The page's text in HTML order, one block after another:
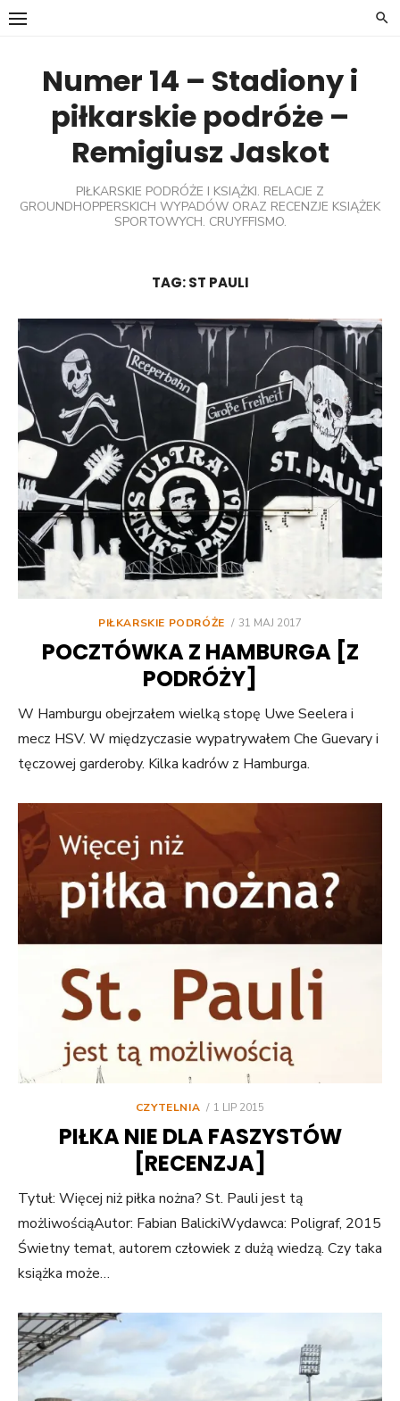
Skip
Numer 14 – Stadiony i
piłkarskie podróże –
Remigiusz Jaskot
PIŁKARSKIE PODRÓŻE I KSIĄŻKI. RELACJE Z
GROUNDHOPPERSKICH WYPADÓW ORAZ RECENZJE KSIĄŻEK
SPORTOWYCH. CRUYFFISMO.
TAG:ST PAULI
PIŁKARSKIE PODRÓŻE
POSTED
31 MAJ 2017
POCZTÓWKA Z HAMBURGA [Z
PODRÓŻY]
W Hamburgu obejrzałem wielką stopę Uwe Seelera i
mecz HSV. W międzyczasie wypatrywałem Che Guevary i
tęczowej garderoby. Kilka kadrów z Hamburga.
CZYTELNIA
POSTED
1 LIP 2015
PIŁKA NIE DLA FASZYSTÓW
[RECENZJA]
Tytuł: Więcej niż piłka nożna? St. Pauli jest tą
możliwościąAutor: Fabian BalickiWydawca: Poligraf, 2015
Świetny temat, autorem człowiek z dużą wiedzą. Czy taka
książka może…